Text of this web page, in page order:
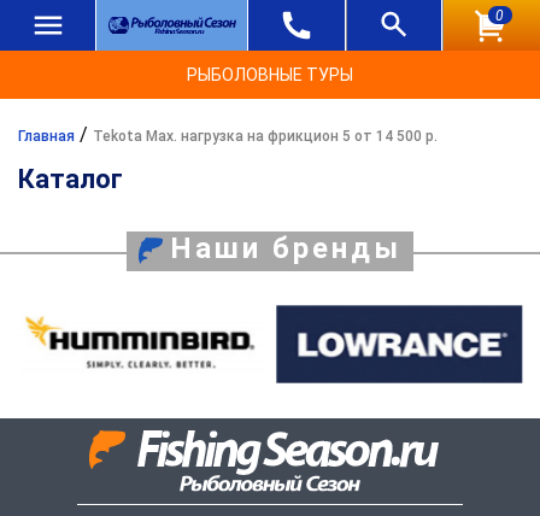
0
РЫБОЛОВНЫЕ ТУРЫ
Главная / Tekota Max. нагрузка на фрикцион 5 от 14 500 р.
Каталог
Наши бренды